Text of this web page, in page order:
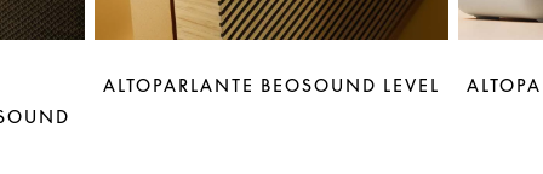
ALTOPARLANTE BEOSOUND LEVEL